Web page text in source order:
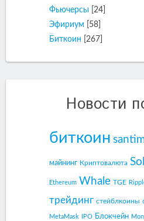
Фьючерсы
[24]
Эфириум
[58]
Биткоин
[267]
Новости
биткоин
майнинг Криптовалюта
Ethereum Whale TGE
трейдинг стейблкоины
MetaMask IPO Блокчейн